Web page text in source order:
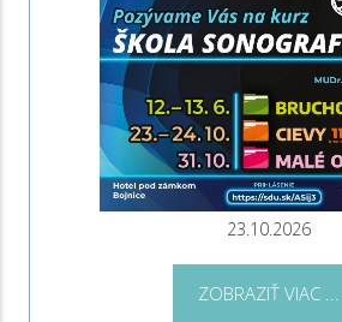
23.10.2026
ZOBRAZIŤ VIAC ...